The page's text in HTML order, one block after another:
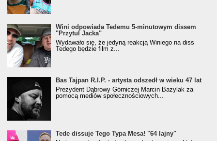
Wini odpowiada Tedemu 5-minutowym dissem
"Przytul Jacka"
Wydawało się, że jedyną reakcją Winiego na diss
Tedego będzie film z...
Bas Tajpan R.I.P. - artysta odszedł w wieku 47 lat
Prezydent Dąbrowy Górniczej Marcin Bazylak za
pomocą mediów społecznościowych...
Tede dissuje Tego Typa Mesa! "64 lajny"